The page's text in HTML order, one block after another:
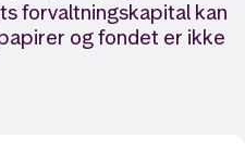
forvaltningskapital kan
og fondet er ikke